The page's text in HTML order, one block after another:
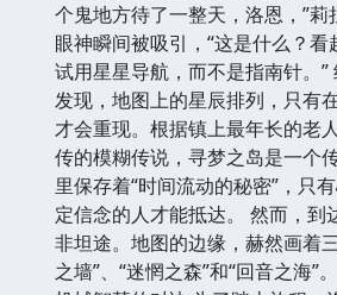
个鬼地方待了一整天，洛恩，”莉
眼神瞬间被吸引，“这是什么？
试用星星导航，而不是指南针。
发现，地图上的星辰排列，只有
才会重现。根据镇上最年长的老
传的模糊传说，寻梦之岛是一个
里保存着“时间流动的秘密”，只
定信念的人才能抵达。 然而，到
非坦途。地图的边缘，赫然画着
之墙”、“迷惘之森”和“回音之海”